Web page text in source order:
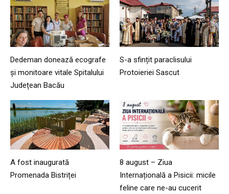
Dedeman donează ecografe
și monitoare vitale Spitalului
Județean Bacău
S-a sfințit paraclisului
Protoieriei Sascut
A fost inaugurată
Promenada Bistriței
8 august – Ziua
Internațională a Pisicii: micile
feline care ne-au cucerit